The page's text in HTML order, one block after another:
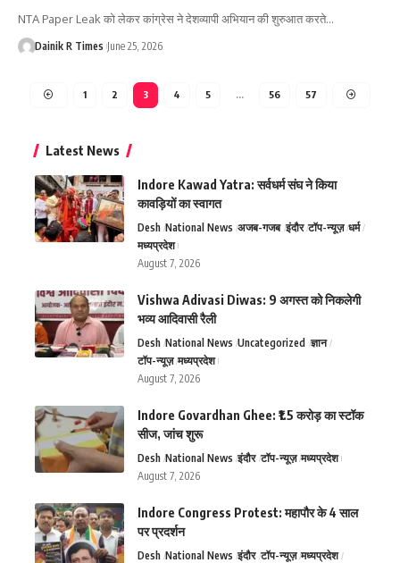
NTA Paper Leak को लेकर कांग्रेस ने देशव्यापी अभियान की शुरुआत करते…
Dainik R Times June 25, 2026
1 2 3 4 5 … 56 57
Latest News
Indore Kawad Yatra: सर्वधर्म संघ ने किया
कावड़ियों का स्वागत
Desh National News अजब-गजब इंदौर टॉप-न्यूज़ धर्म
मध्यप्रदेश
August 7, 2026
Vishwa Adivasi Diwas: 9 अगस्त को निकलेगी
भव्य आदिवासी रैली
Desh National News Uncategorized ज्ञान
टॉप-न्यूज़ मध्यप्रदेश
August 7, 2026
Indore Govardhan Ghee: ₹1.5 करोड़ का स्टॉक
सीज, जांच शुरू
Desh National News इंदौर टॉप-न्यूज़ मध्यप्रदेश
August 7, 2026
Indore Congress Protest: महापौर के 4 साल
पर प्रदर्शन
Desh National News इंदौर टॉप-न्यूज़ मध्यप्रदेश